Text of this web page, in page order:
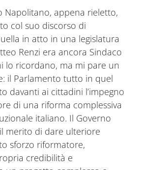
Napolitano, appena rieletto,
col suo discorso di
in atto in una legislatura
Renzi era ancora Sindaco
lo ricordano, ma mi pare un
il Parlamento tutto in quel
davanti ai cittadini l’impegno
di una riforma complessiva
italiano. Il Governo
merito di dare ulteriore
sforzo riformatore,
credibilità e